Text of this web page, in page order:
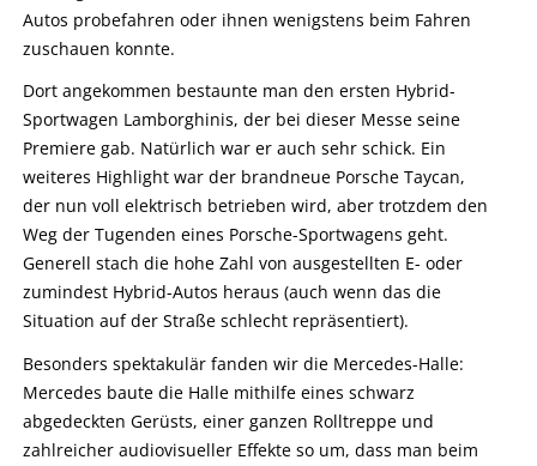
Autos probefahren oder ihnen wenigstens beim Fahren
zuschauen konnte.
Dort angekommen bestaunte man den ersten Hybrid-
Sportwagen Lamborghinis, der bei dieser Messe seine
Premiere gab. Natürlich war er auch sehr schick. Ein
weiteres Highlight war der brandneue Porsche Taycan,
der nun voll elektrisch betrieben wird, aber trotzdem den
Weg der Tugenden eines Porsche-Sportwagens geht.
Generell stach die hohe Zahl von ausgestellten E- oder
zumindest Hybrid-Autos heraus (auch wenn das die
Situation auf der Straße schlecht repräsentiert).
Besonders spektakulär fanden wir die Mercedes-Halle:
Mercedes baute die Halle mithilfe eines schwarz
abgedeckten Gerüsts, einer ganzen Rolltreppe und
zahlreicher audiovisueller Effekte so um, dass man beim